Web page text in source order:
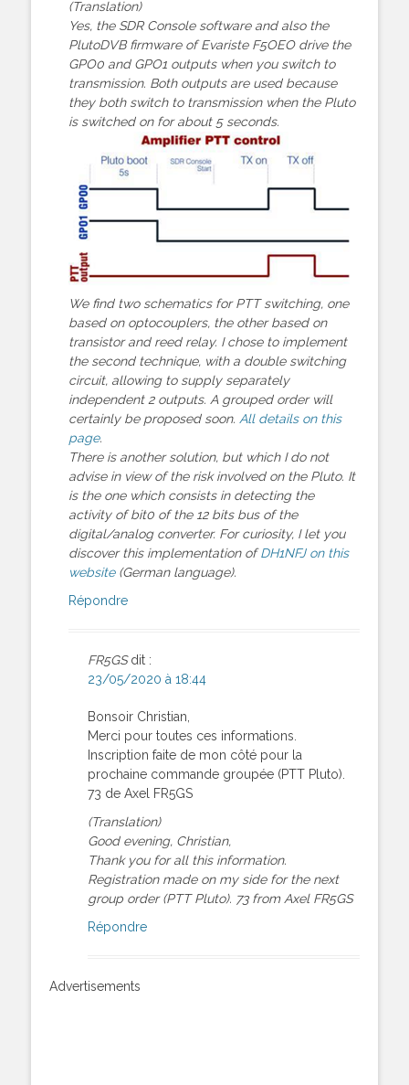
(Translation)
Yes, the SDR Console software and also the
PlutoDVB firmware of Evariste F5OEO drive the
GPO0 and GPO1 outputs when you switch to
transmission. Both outputs are used because
they both switch to transmission when the Pluto
is switched on for about 5 seconds.
We find two schematics for PTT switching, one
based on optocouplers, the other based on
transistor and reed relay. I chose to implement
the second technique, with a double switching
circuit, allowing to supply separately
independent 2 outputs. A grouped order will
certainly be proposed soon. All details on this
page.
There is another solution, but which I do not
advise in view of the risk involved on the Pluto. It
is the one which consists in detecting the
activity of bit0 of the 12 bits bus of the
digital/analog converter. For curiosity, I let you
discover this implementation ofDH1NFJ on this
website(German language).
Répondre
FR5GS dit :
23/05/2020 à 18:44
Bonsoir Christian,
Merci pour toutes ces informations.
Inscription faite de mon côté pour la
prochaine commande groupée (PTT Pluto).
73 de Axel FR5GS
(Translation)
Good evening, Christian,
Thank you for all this information.
Registration made on my side for the next
group order (PTT Pluto). 73 from Axel FR5GS
Répondre
Advertisements